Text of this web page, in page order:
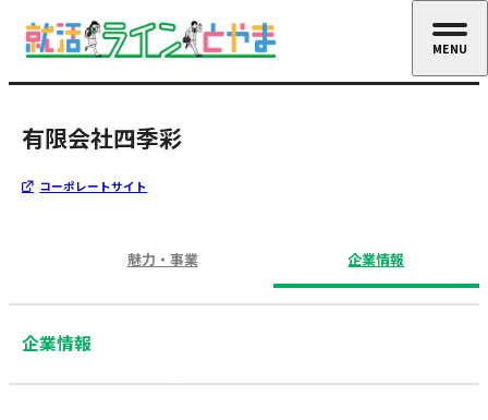
有限会社四季彩
コーポレートサイト
魅力・事業 企業情報
企業情報
MENU